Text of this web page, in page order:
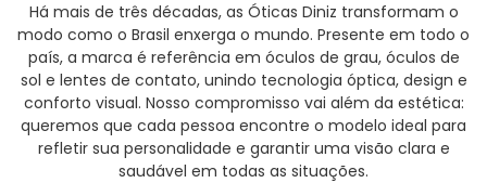
Há mais de três décadas, as Óticas Diniz transformam o
modo como o Brasil enxerga o mundo. Presente em todo o
país, a marca é referência em óculos de grau, óculos de
sol e lentes de contato, unindo tecnologia óptica, design e
conforto visual. Nosso compromisso vai além da estética:
queremos que cada pessoa encontre o modelo ideal para
refletir sua personalidade e garantir uma visão clara e
saudável em todas as situações.